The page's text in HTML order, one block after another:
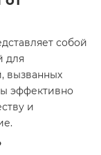
собой
для
вызванных
эффективно
и